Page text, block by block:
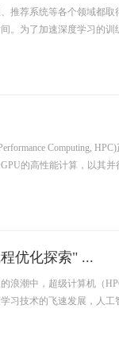
推荐系统等各个领域都取
。为了加速深度学习的训
Computing,
的高性能计算，以其并
优化探索" ...
浪潮中，超级计算机（
习技术的飞速发展，人工